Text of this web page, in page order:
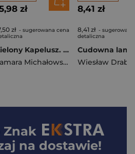
zł
zł - sugerowana cena
Zielony Kapelusz. Bajki polskie
Tamara Michałowska
8,41 zł
8,41 zł -
detaliczna
Wiesław Drabik
Znak
na dostawie!